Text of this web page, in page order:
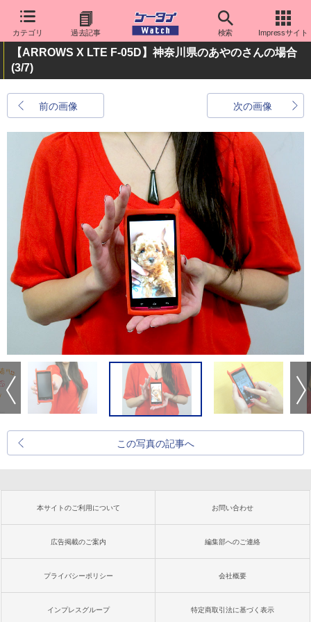
カテゴリ 過去記事 検索 Impressサイト
【ARROWS X LTE F-05D】神奈川県のあやのさんの場合
(3/7)
前の画像 次の画像
この写真の記事へ
本サイトのご利用について お問い合わせ
広告掲載のご案内 編集部へのご連絡
プライバシーポリシー 会社概要
インプレスグループ 特定商取引法に基づく表示